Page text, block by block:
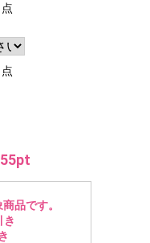
点
点
55pt
品です。
き